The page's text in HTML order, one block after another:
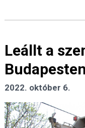
Leállt a
Budapesten
2022. október 6.